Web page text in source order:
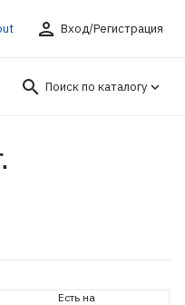
person Вход/Регистрация
search Поиск по каталогу
Есть на